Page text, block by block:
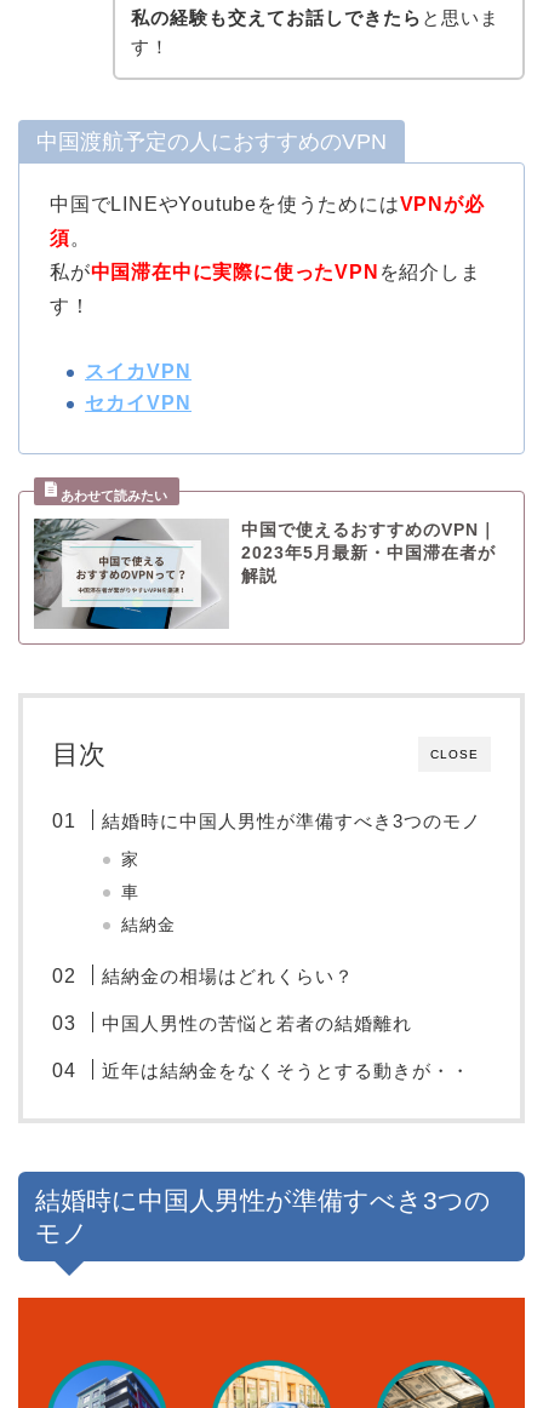
私の経験も交えてお話しできたら と思いま
す！
中国渡航予定の人におすすめのVPN
中国でLINEやYoutubeを使うためにはVPNが必
須。
私が中国滞在中に実際に使ったVPN を紹介しま
す！
スイカVPN
セカイVPN
中国で使えるおすすめのVPN｜
2023年5月最新・中国滞在者が
解説
CLOSE
目次
結婚時に中国人男性が準備すべき3つのモノ
家
車
結納金
結納金の相場はどれくらい？
中国人男性の苦悩と若者の結婚離れ
近年は結納金をなくそうとする動きが・・
結婚時に中国人男性が準備すべき3つの
モノ